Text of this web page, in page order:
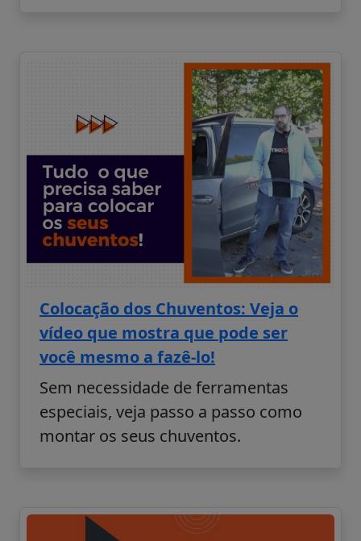
Colocação dos Chuventos: Veja o
vídeo que mostra que pode ser
você mesmo a fazê-lo!
Sem necessidade de ferramentas
especiais, veja passo a passo como
montar os seus chuventos.